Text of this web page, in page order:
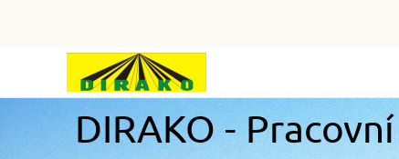
DIRAKO -